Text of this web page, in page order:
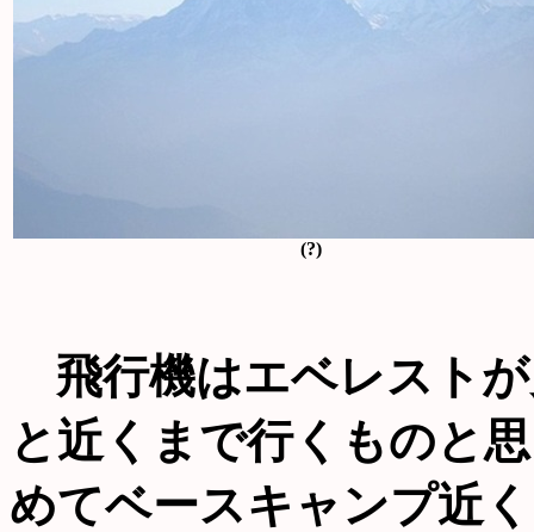
(?)
飛行機はエベレスト
と近くまで行くものと
めてベースキャンプ近